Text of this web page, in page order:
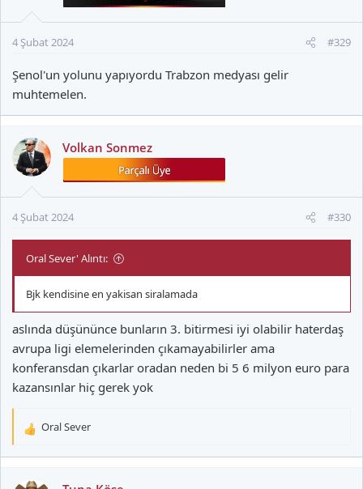
4 Şubat 2024 #329
Şenol'un yolunu yapıyordu Trabzon medyası gelir
muhtemelen.
Volkan Sonmez
4 Şubat 2024 #330
Oral Sever' Alıntı:
Bjk kendisine en yakisan siralamada
aslında düşününce bunların 3. bitirmesi iyi olabilir haterdaş
avrupa ligi elemelerinden çıkamayabilirler ama
konferansdan çıkarlar oradan neden bi 5 6 milyon euro para
kazansınlar hiç gerek yok
T
k
Oral Sever